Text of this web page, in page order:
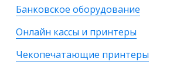
Банковское оборудование
Онлайн кассы и принтеры
Чекопечатающие принтеры